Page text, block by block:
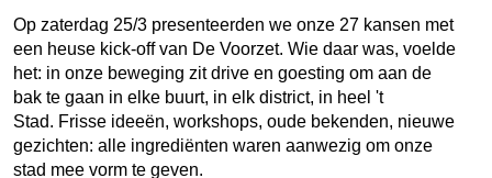
Op zaterdag 25/3 presenteerden we onze 27 kansen met
een heuse kick-off van De Voorzet. Wie daar was, voelde
het: in onze beweging zit drive en goesting om aan de
bak te gaan in elke buurt, in elk district, in heel 't
Stad. Frisse ideeën, workshops, oude bekenden, nieuwe
gezichten: alle ingrediënten waren aanwezig om onze
stad mee vorm te geven.